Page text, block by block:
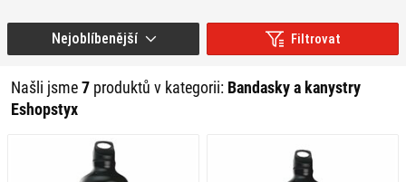
Filtrovat
Našli jsme7 produktů v kategorii: Bandasky a kanystry
Eshopstyx
Nejoblíbenější